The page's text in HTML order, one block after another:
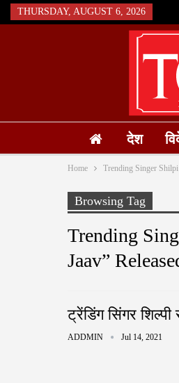
THURSDAY, AUGUST 6, 2026
देश
Home Trending Singer
Browsing Tag
Trending
Jaav”
ट्रेंडिंग सिंगर शिल्पी
ADDMIN Jul 14, 2021